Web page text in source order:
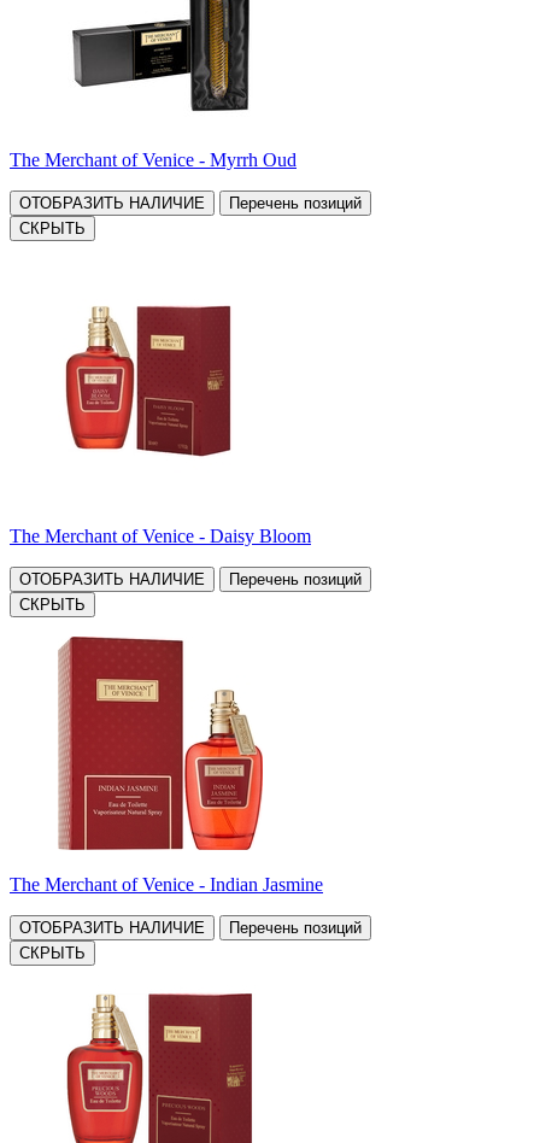
The Merchant of Venice - Myrrh Oud
ОТОБРАЗИТЬ НАЛИЧИЕ
Перечень позиций
СКРЫТЬ
The Merchant of Venice - Daisy Bloom
ОТОБРАЗИТЬ НАЛИЧИЕ
Перечень позиций
СКРЫТЬ
The Merchant of Venice - Indian Jasmine
ОТОБРАЗИТЬ НАЛИЧИЕ
Перечень позиций
СКРЫТЬ